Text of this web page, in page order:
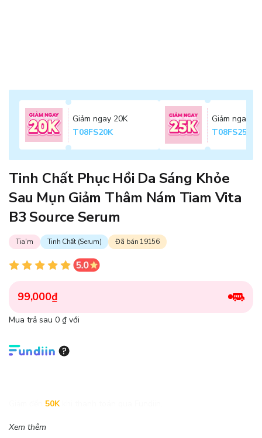
Giảm ngay 20K
T08FS20K
Giảm ngay
T08FS25K
Tinh Chất Phục Hồi Da Sáng Khỏe
Sau Mụn Giảm Thâm Nám Tiam Vita
B3 Source Serum
Tia'm Tinh Chất (Serum) Đã bán 19156
99,000₫
Mua trả sau 0 ₫ với
50K
Xem thêm